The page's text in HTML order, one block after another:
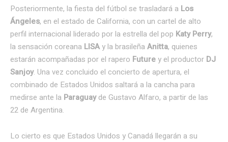
Posteriormente, la fiesta del fútbol se trasladará a Los
Ángeles, en el estado de California, con un cartel de alto
perfil internacional liderado por la estrella del pop Katy Perry,
la sensación coreana LISAy la brasileña Anitta, quienes
estarán acompañadas por el rapero Futurey el productor DJ
Sanjoy. Una vez concluido el concierto de apertura, el
combinado de Estados Unidos saltará a la cancha para
medirse ante la Paraguayde Gustavo Alfaro, a partir de las
22 de Argentina.
Lo cierto es que Estados Unidos y Canadá llegarán a su